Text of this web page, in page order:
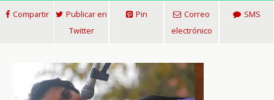
Compartir
Publicar en
Twitter
Pin
Correo
electrónico
SMS